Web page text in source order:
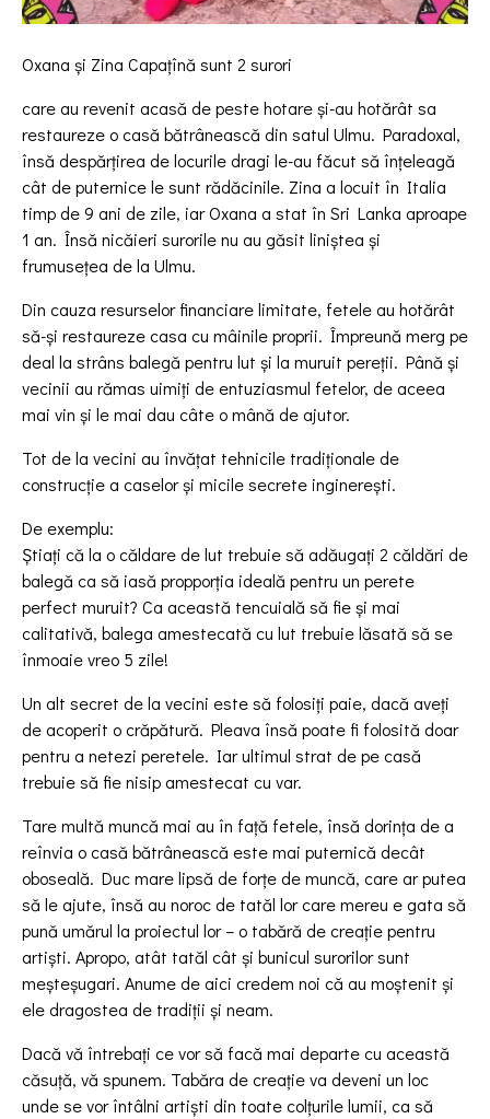
Oxana și Zina Capațînă sunt 2 surori
care au revenit acasă de peste hotare și-au hotărât sa
restaureze o casă bătrânească din satul Ulmu. Paradoxal,
însă despărțirea de locurile dragi le-au făcut să înțeleagă
cât de puternice le sunt rădăcinile. Zina a locuit în Italia
timp de 9 ani de zile, iar Oxana a stat în Sri Lanka aproape
1 an. Însă nicăieri surorile nu au găsit liniștea și
frumusețea de la Ulmu.
Din cauza resurselor financiare limitate, fetele au hotărât
să-și restaureze casa cu mâinile proprii. Împreună merg pe
deal la strâns balegă pentru lut și la muruit pereții. Până și
vecinii au rămas uimiți de entuziasmul fetelor, de aceea
mai vin și le mai dau câte o mână de ajutor.
Tot de la vecini au învățat tehnicile tradiționale de
construcție a caselor și micile secrete inginerești.
De exemplu:
Știați că la o căldare de lut trebuie să adăugați 2 căldări de
balegă ca să iasă propporția ideală pentru un perete
perfect muruit? Ca această tencuială să fie și mai
calitativă, balega amestecată cu lut trebuie lăsată să se
înmoaie vreo 5 zile!
Un alt secret de la vecini este să folosiți paie, dacă aveți
de acoperit o crăpătură. Pleava însă poate fi folosită doar
pentru a netezi peretele. Iar ultimul strat de pe casă
trebuie să fie nisip amestecat cu var.
Tare multă muncă mai au în față fetele, însă dorința de a
reînvia o casă bătrânească este mai puternică decât
oboseală. Duc mare lipsă de forțe de muncă, care ar putea
să le ajute, însă au noroc de tatăl lor care mereu e gata să
pună umărul la proiectul lor – o tabără de creație pentru
artiști. Apropo, atât tatăl cât și bunicul surorilor sunt
meșteșugari. Anume de aici credem noi că au moștenit și
ele dragostea de tradiții și neam.
Dacă vă întrebați ce vor să facă mai departe cu această
căsuță, vă spunem. Tabăra de creație va deveni un loc
unde se vor întâlni artiști din toate colțurile lumii, ca să